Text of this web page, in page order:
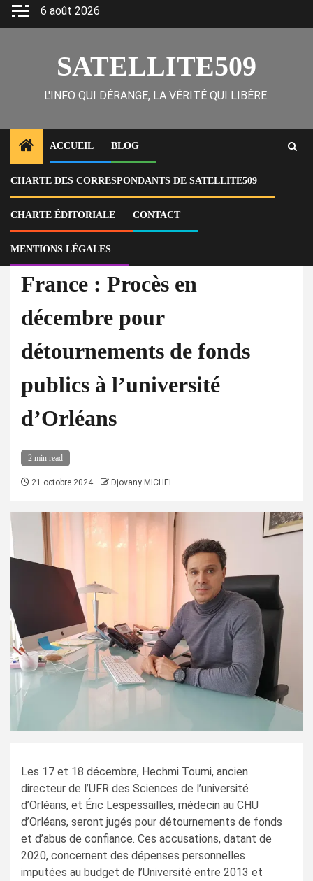
Skip
6 août 2026
SATELLITE509
L'INFO QUI DÉRANGE, LA VÉRITÉ QUI LIBÈRE.
ACCUEIL BLOG
CHARTE DES CORRESPONDANTS DE SATELLITE509
CHARTE ÉDITORIALE CONTACT
MENTIONS LÉGALES
Home
Actu
France : Procès en décembre pour détournements de fonds publics à
l’université d’Orléans
À la Une Actu
France : Procès en
décembre pour
détournements de fonds
publics à l’université
d’Orléans
2 min read
21 octobre 2024 Djovany MICHEL
Les 17 et 18 décembre, Hechmi Toumi, ancien
directeur de l’UFR des Sciences de l’université
d’Orléans, et Éric Lespessailles, médecin au CHU
d’Orléans, seront jugés pour détournements de fonds
et d’abus de confiance. Ces accusations, datant de
2020, concernent des dépenses personnelles
imputées au budget de l’Université entre 2013 et